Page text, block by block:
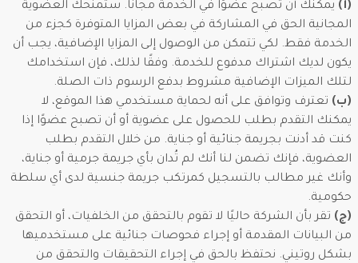
(أ) يمكنك أن تصبح عضوًا في الخدمة مجانًا. ستمنحك العضوية
المجانية الحق في المشاركة في بعض المزايا المتوفرة كجزء من
الخدمة فقط. لكي تتمكن من الوصول إلى المزايا الإضافية، يجب أن
يكون لديك اشتراك مدفوع للخدمة. وفقًا لذلك، فإن استخدامك
لتلك الميزات الإضافية مشروط بدفع الرسوم ذات الصلة.
(ب) تعترف وتوافق على أنه لحماية مستخدمي هذا الموقع، لا
يمكنك التقدم بطلب للحصول على عضوية أو أن تصبح عضوًا إذا
كنت قد أدنت بجريمة جنائية أو جناية. من خلال التقدم بطلب
العضوية، فإنك تضمن لنا أنك لم تُدان بأي جريمة جرمية أو جناية،
وأنك غير مطالب بالتسجيل كمرتكب جريمة جنسية لدى أي سلطة
حكومية.
(ج) تقر بأن الشركة حاليًا لا تقوم بالتحقق من الخلفيات، أو التحقق
من البيانات المقدمة أو إجراء فحوصات جنائية على مستخدميها
بشكل روتيني. نحتفظ بالحق في إجراء التحقيقات والتحقق من